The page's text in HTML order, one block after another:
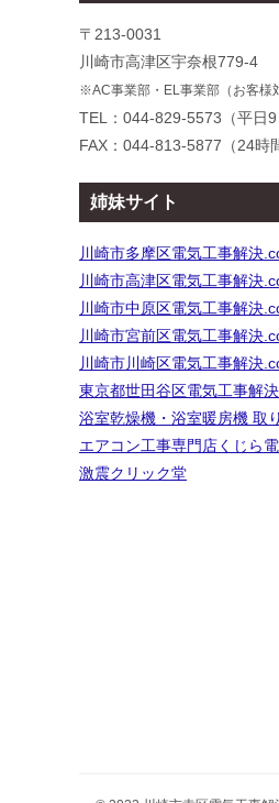
ョ
ン
〒213-0031
川崎市高津区宇奈根779-4
※AC事業部・EL事業部（お客様
TEL：044-829-5573（平日9
FAX：044-813-5877（24時
姉妹サイト
川崎市多摩区電気工事解決
川崎市高津区電気工事解決
川崎市中原区電気工事解決
川崎市宮前区電気工事解決
川崎市川崎区電気工事解決
東京都世田谷区電気工事解
浴室乾燥機・浴室暖房機 取
エアコン工事専門店くじら
激震クリック堂